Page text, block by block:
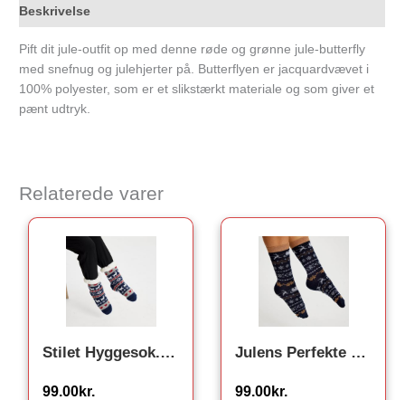
Beskrivelse
Pift dit jule-outfit op med denne røde og grønne jule-butterfly
med snefnug og julehjerter på. Butterflyen er jacquardvævet i
100% polyester, som er et slikstærkt materiale og som giver et
pænt udtryk.
Relaterede varer
Stilet Hyggesok. Julesokker
99.00kr.
Julens Perfekte Strømper. Julesokker
99.00kr.